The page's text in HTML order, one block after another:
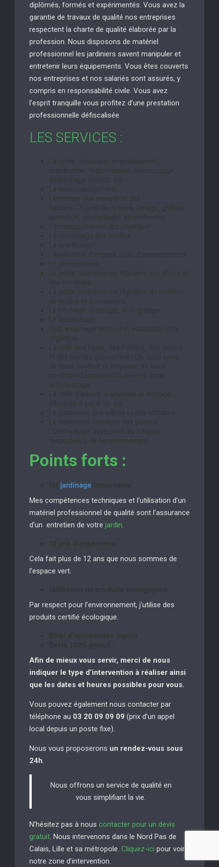
diplômés, formés et expérimentés. Vous avez la
garantie de travaux de qualité nos entreprises
respectent la charte de qualité élaborée par la
profession. Nous disposons de matériel
professionnel les jardiniers savent manipuler et
entretenir leurs équipements. Vous êtes couverts
nos entreprises et nos salariés sont assurés, y
compris en responsabilité civile. Vous avez
l’esprit tranquille vous profitez d’une prestation
professionnelle défiscalisée
LES SERVICES :
Points forts :
jardinage
Mes compétences techniques et l’utilisation d’un
matériel professionnel de qualité sont l’assurance
d’un entretien de votre jardin.
Cela fait plus de 12 ans que nous sommes de
l’espace vert.
Par respect pour l’environnement, j’utilise des
produits certifié écologique.
Afin de mieux vous servir, merci de nous
indiquer le type d’intervention à réaliser ainsi
que les dates et heures possibles pour vous.
Vous pouvez également nous contacter par
téléphone au 03 20 09 09 09 (prix d’un appel
local depuis un poste fixe).
Nous vous proposerons un rendez-vous sous
24h.
Nous offrons un service de qualité en
vous simplifiant la vie.
N’hésitez pas à nous contacter pour un devis
gratuit. Nous intervenons dans le Nord Pas de
Calais, Lille et sa métropole. Cliquez-ici pour voir
notre zone d’intervention.